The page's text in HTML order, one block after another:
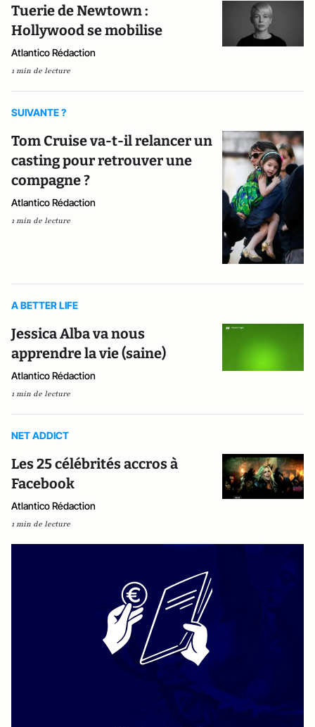
Tuerie de Newtown :
Hollywood se mobilise
Atlantico Rédaction
1 min de lecture
SUIVANTE ?
Tom Cruise va-t-il relancer un
casting pour retrouver une
compagne ?
Atlantico Rédaction
1 min de lecture
A BETTER LIFE
Jessica Alba va nous
apprendre la vie (saine)
Atlantico Rédaction
1 min de lecture
NET ADDICT
Les 25 célébrités accros à
Facebook
Atlantico Rédaction
1 min de lecture